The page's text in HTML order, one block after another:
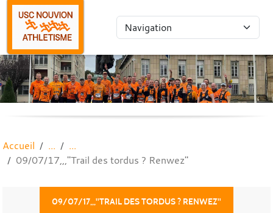
Accueil
09/07/17,,,"Trail des tordus ? Renwez"
09/07/17,,,"TRAIL DES TORDUS ? RENWEZ"
Panneau de gestion des cookies